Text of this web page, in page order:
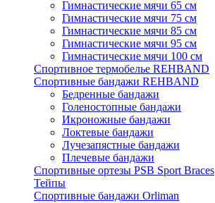
Гимнастические мячи 65 см
Гимнастические мячи 75 см
Гимнастические мячи 85 см
Гимнастические мячи 95 см
Гимнастические мячи 100 см
Спортивное термобелье REHBAND
Спортивные бандажи REHBAND
Бедренные бандажи
Голеностопные бандажи
Икроножные бандажи
Локтевые бандажи
Лучезапястные бандажи
Плечевые бандажи
Спортивные ортезы PSB Sport Braces
Тейпы
Спортивные бандажи Orliman